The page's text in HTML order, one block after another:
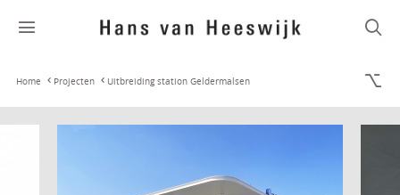
Home Projecten Uitbreiding station Geldermalsen